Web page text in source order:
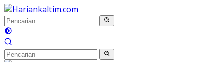
Langsung
ke
konten